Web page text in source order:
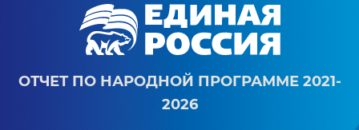
ОТЧЕТ ПО НАРОДНОЙ ПРОГРАММЕ 2021-
2026